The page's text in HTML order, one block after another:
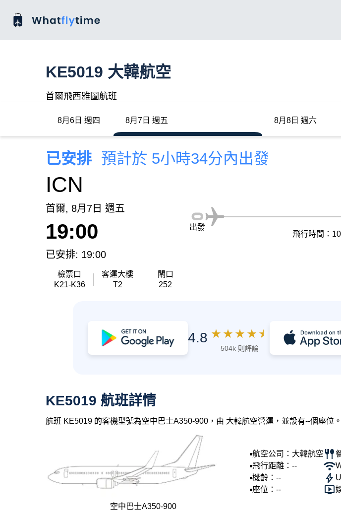
KE5019 大韓航空
首爾飛西雅圖航班
8月6日 週四 8月7日 週五 8月8日 週六
已安排 預計於 5小時34分內出發
ICN
首爾, 8月7日 週五
19:00
已安排: 19:00
檢票口
K21-K36
客運大樓
T2
閘口
252
出發
飛行時間：
4.8 ★ ★ ★ ★ ★
504k 則評論
KE5019 航班詳情
航班 KE5019 的客機型號為空中巴士A350-900，由 大韓航空營運，並設有--個座位。
空中巴士A350-900
航空公司：大韓航空
飛行距離：--
機齡：--
座位：--